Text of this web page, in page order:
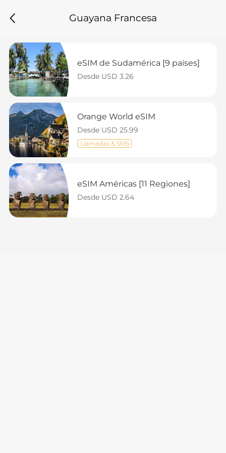
Guayana Francesa
eSIM de Sudamérica [9 países]
Desde USD 3.26
Orange World eSIM
Desde USD 25.99
Llamadas & SMS
eSIM Américas [11 Regiones]
Desde USD 2.64